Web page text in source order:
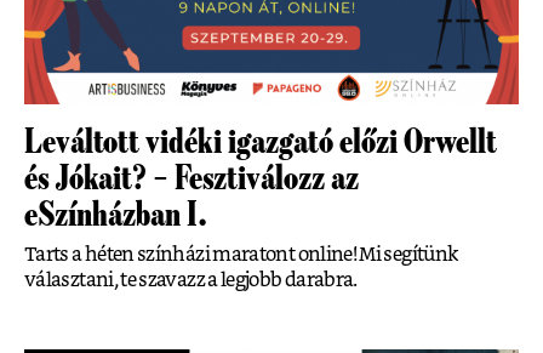
Leváltott vidéki igazgató előzi Orwellt
és Jókait? – Fesztiválozz az
eSzínházban I.
Tarts a héten színházi maratont online! Mi segítünk
választani, te szavazz a legjobb darabra.